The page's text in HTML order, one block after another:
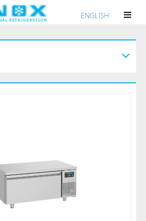
ENGLISH